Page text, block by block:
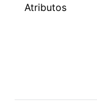
Atributos